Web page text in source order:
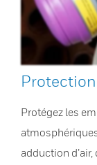
Protégez les
adduction